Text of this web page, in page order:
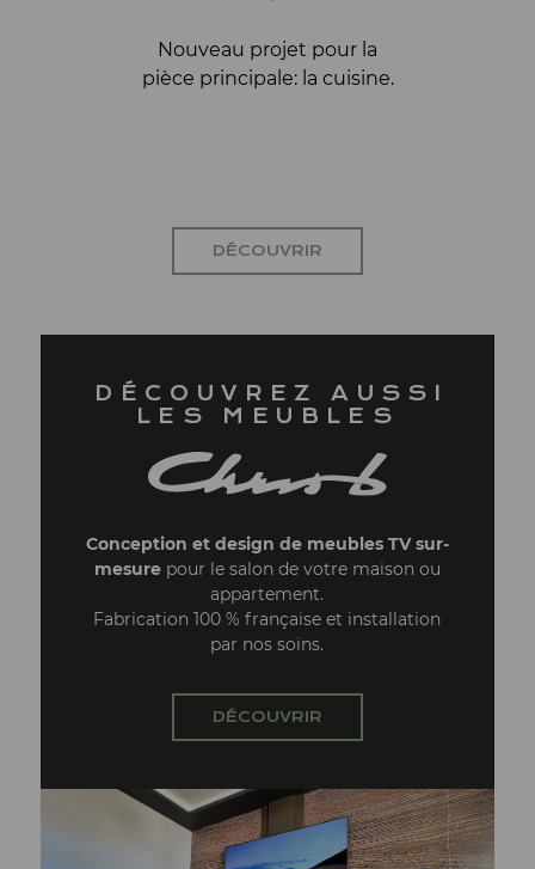
Nouveau projet pour la
pièce principale: la cuisine.
DÉCOUVRIR
DÉCOUVREZ AUSSI
LES MEUBLES
Conception et design de meubles TV sur-
mesurepour le salon de votre maison ou
appartement.
Fabrication 100 % française et installation
par nos soins.
DÉCOUVRIR